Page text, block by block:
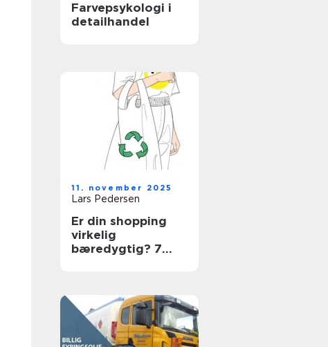
Farvepsykologi i
detailhandel
11. november 2025
Lars Pedersen
Er din shopping
virkelig
bæredygtig? 7